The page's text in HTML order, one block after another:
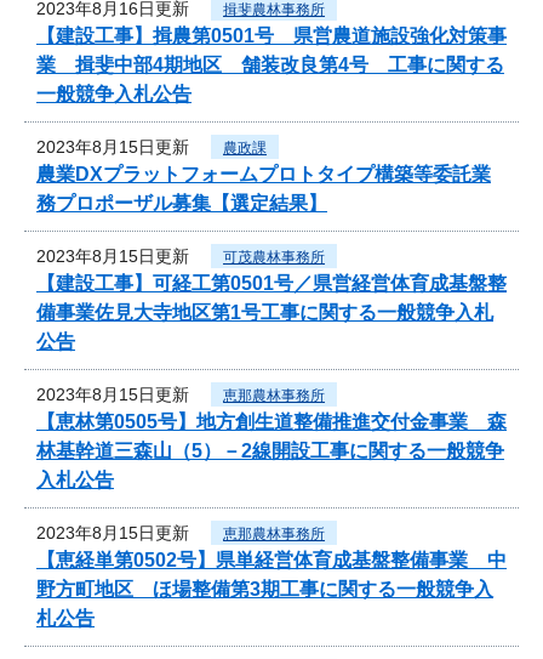
2023年8月16日更新 揖斐農林事務所
【建設工事】揖農第0501号 県営農道施設強化対策事
業 揖斐中部4期地区 舗装改良第4号 工事に関する
一般競争入札公告
2023年8月15日更新 農政課
農業DXプラットフォームプロトタイプ構築等委託業
務プロポーザル募集【選定結果】
2023年8月15日更新 可茂農林事務所
【建設工事】可経工第0501号／県営経営体育成基盤整
備事業佐見大寺地区第1号工事に関する一般競争入札
公告
2023年8月15日更新 恵那農林事務所
【恵林第0505号】地方創生道整備推進交付金事業 森
林基幹道三森山（5）－2線開設工事に関する一般競争
入札公告
2023年8月15日更新 恵那農林事務所
【恵経単第0502号】県単経営体育成基盤整備事業 中
野方町地区 ほ場整備第3期工事に関する一般競争入
札公告